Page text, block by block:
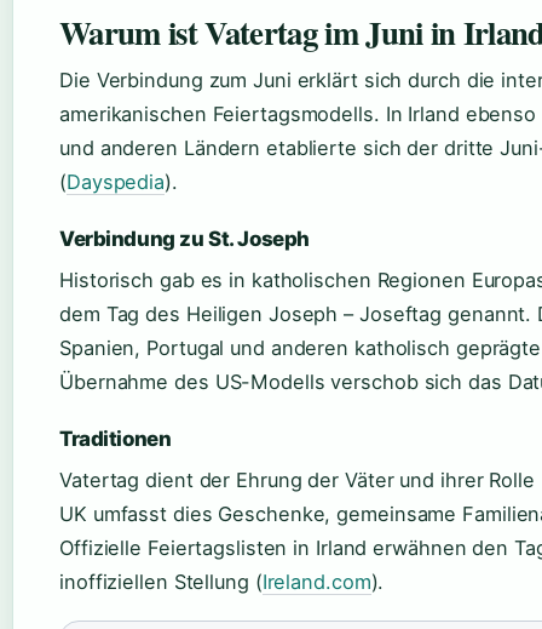
Warum ist Vatertag im Juni in
Die Verbindung zum Juni erklärt sich durch die
amerikanischen Feiertagsmodells. In Irland
und anderen Ländern etablierte sich der dritte
(Dayspedia).
Verbindung zu St. Joseph
Historisch gab es in katholischen Regionen
dem Tag des Heiligen Joseph – Joseftag
Spanien, Portugal und anderen katholisch
Übernahme des US-Modells verschob sich das
Traditionen
Vatertag dient der Ehrung der Väter und ihrer
UK umfasst dies Geschenke, gemeinsame
Offizielle Feiertagslisten in Irland erwähnen den
inoffiziellen Stellung (Ireland.com).